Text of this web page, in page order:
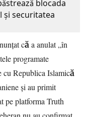
că a anulat „în
programate
Republica Islamică
și au primit
pe platforma Truth